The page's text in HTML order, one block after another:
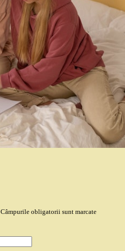
Câmpurile obligatorii sunt marcate